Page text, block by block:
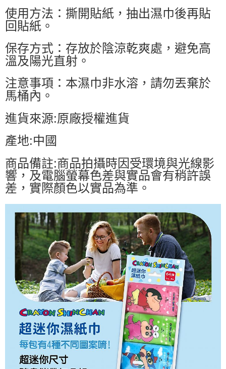
使用方法：撕開貼紙，抽出濕巾後再貼
回貼紙。
保存方式：存放於陰涼乾爽處，避免高
溫及陽光直射。
注意事項：本濕巾非水溶，請勿丟棄於
馬桶內。
進貨來源:原廠授權進貨
產地:中國
商品備註:商品拍攝時因受環境與光線影
響，及電腦螢幕色差與實品會有稍許誤
差，實際顏色以實品為準。